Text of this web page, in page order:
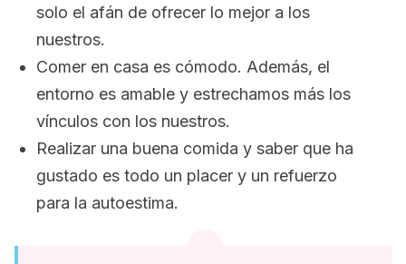
solo el afán de ofrecer lo mejor a los
nuestros.
Comer en casa es cómodo. Además, el
entorno es amable y estrechamos más los
vínculos con los nuestros.
Realizar una buena comida y saber que ha
gustado es todo un placer y un refuerzo
para la autoestima.